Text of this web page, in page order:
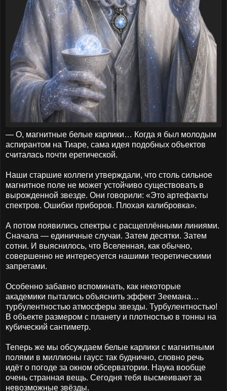
— О, магнитные белые карлики… Когда я был молодым
аспирантом на Тиаре, сама идея подобных объектов
считалась почти еретической.
Наши старшие коллеги утверждали, что столь сильное
магнитное поле не может устойчиво существовать в
вырожденной звезде. Они говорили: «Это артефакты
спектров. Ошибки приборов. Плохая калибровка».
А потом появились спектры с расщеплёнными линиями.
Сначала — единичные случаи. Затем десятки. Затем
сотни. И выяснилось, что Вселенная, как обычно,
совершенно не интересуется нашими теоретическими
запретами.
Особенно забавно вспоминать, как некоторые
академики пытались объяснить эффект Зеемана…
турбулентностью атмосферы звезды. Турбулентностью!
В объекте размером с планету и плотностью в тонны на
кубический сантиметр.
Теперь же мы обсуждаем белые карлики с магнитными
полями в миллионы гаусс так буднично, словно речь
идёт о погоде за окном обсерватории. Наука вообще
очень странная вещь. Сегодня тебя высмеивают за
невозможные звёзды.